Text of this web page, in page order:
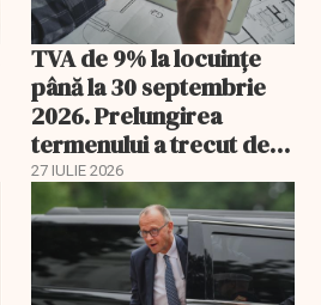
TVA de 9% la locuințe
până la 30 septembrie
2026. Prelungirea
termenului a trecut de
comisia din Parlament
27 IULIE 2026